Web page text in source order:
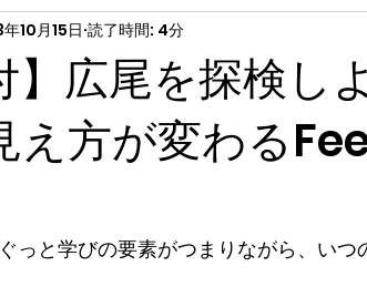
】広尾を探検し
え方が変わる
10月15日 読了時間: 4分
っと学びの要素がつまりながら、いつ